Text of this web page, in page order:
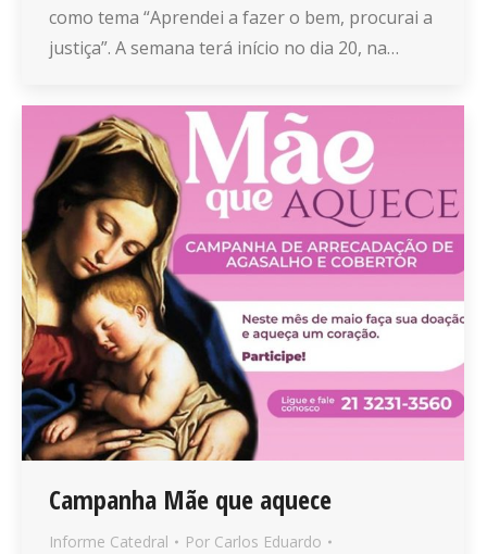
como tema “Aprendei a fazer o bem, procurai a
justiça”. A semana terá início no dia 20, na…
Campanha Mãe que aquece
Informe Catedral Por Carlos Eduardo